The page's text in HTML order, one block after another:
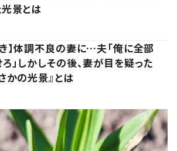
景とは
き】体調不良の妻に…夫「俺に全部
」しかしその後、妻が目を疑った
かの光景』とは